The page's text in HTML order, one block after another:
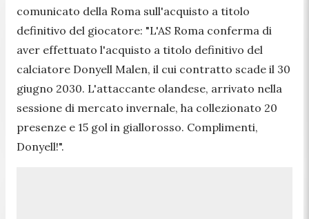
comunicato della Roma sull'acquisto a titolo
definitivo del giocatore: "L'AS Roma conferma di
aver effettuato l'acquisto a titolo definitivo del
calciatore Donyell Malen, il cui contratto scade il 30
giugno 2030. L'attaccante olandese, arrivato nella
sessione di mercato invernale, ha collezionato 20
presenze e 15 gol in giallorosso. Complimenti,
Donyell!".